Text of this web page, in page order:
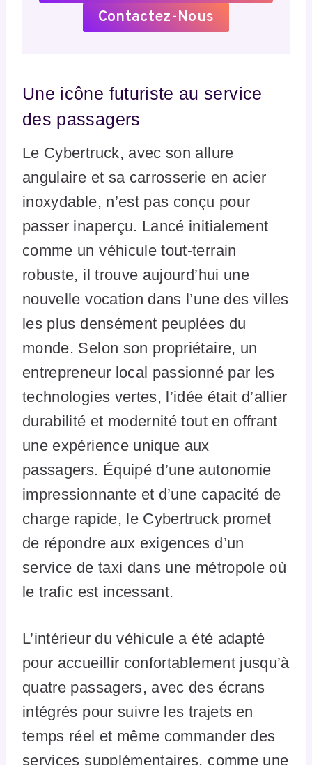
Contactez-Nous
Une icône futuriste au service
des passagers
Le Cybertruck, avec son allure
angulaire et sa carrosserie en acier
inoxydable, n’est pas conçu pour
passer inaperçu. Lancé initialement
comme un véhicule tout-terrain
robuste, il trouve aujourd’hui une
nouvelle vocation dans l’une des villes
les plus densément peuplées du
monde. Selon son propriétaire, un
entrepreneur local passionné par les
technologies vertes, l’idée était d’allier
durabilité et modernité tout en offrant
une expérience unique aux
passagers. Équipé d’une autonomie
impressionnante et d’une capacité de
charge rapide, le Cybertruck promet
de répondre aux exigences d’un
service de taxi dans une métropole où
le trafic est incessant.
L’intérieur du véhicule a été adapté
pour accueillir confortablement jusqu’à
quatre passagers, avec des écrans
intégrés pour suivre les trajets en
temps réel et même commander des
services supplémentaires, comme une